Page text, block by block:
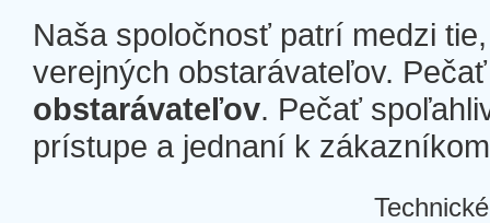
Naša spoločnosť patrí medzi
verejných obstarávateľov.
obstarávateľov. Pečať
prístupe a jednaní k